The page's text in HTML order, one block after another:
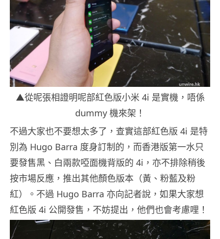
▲從呢張相證明呢部紅色版小米 4i 是實機，唔係
dummy 機來架！
不過大家也不要想太多了，查實這部紅色版 4i 是特
別為 Hugo Barra 度身訂制的，而香港版第一水只
要發售黑、白兩款啞面機背版的 4i，亦不排除稍後
按市場反應，推出其他顏色版本（黃、粉藍及粉
紅）。不過 Hugo Barra 亦向記者說，如果大家想
紅色版 4i 公開發售，不妨提出，他們也會考慮哩！